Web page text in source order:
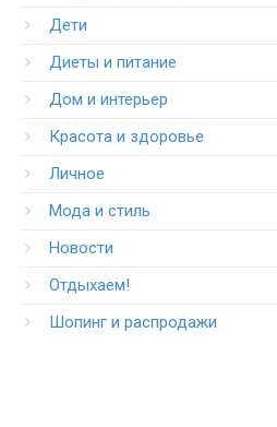
Дети
Диеты и питание
Дом и интерьер
Красота и здоровье
Личное
Мода и стиль
Новости
Отдыхаем!
Шопинг и распродажи